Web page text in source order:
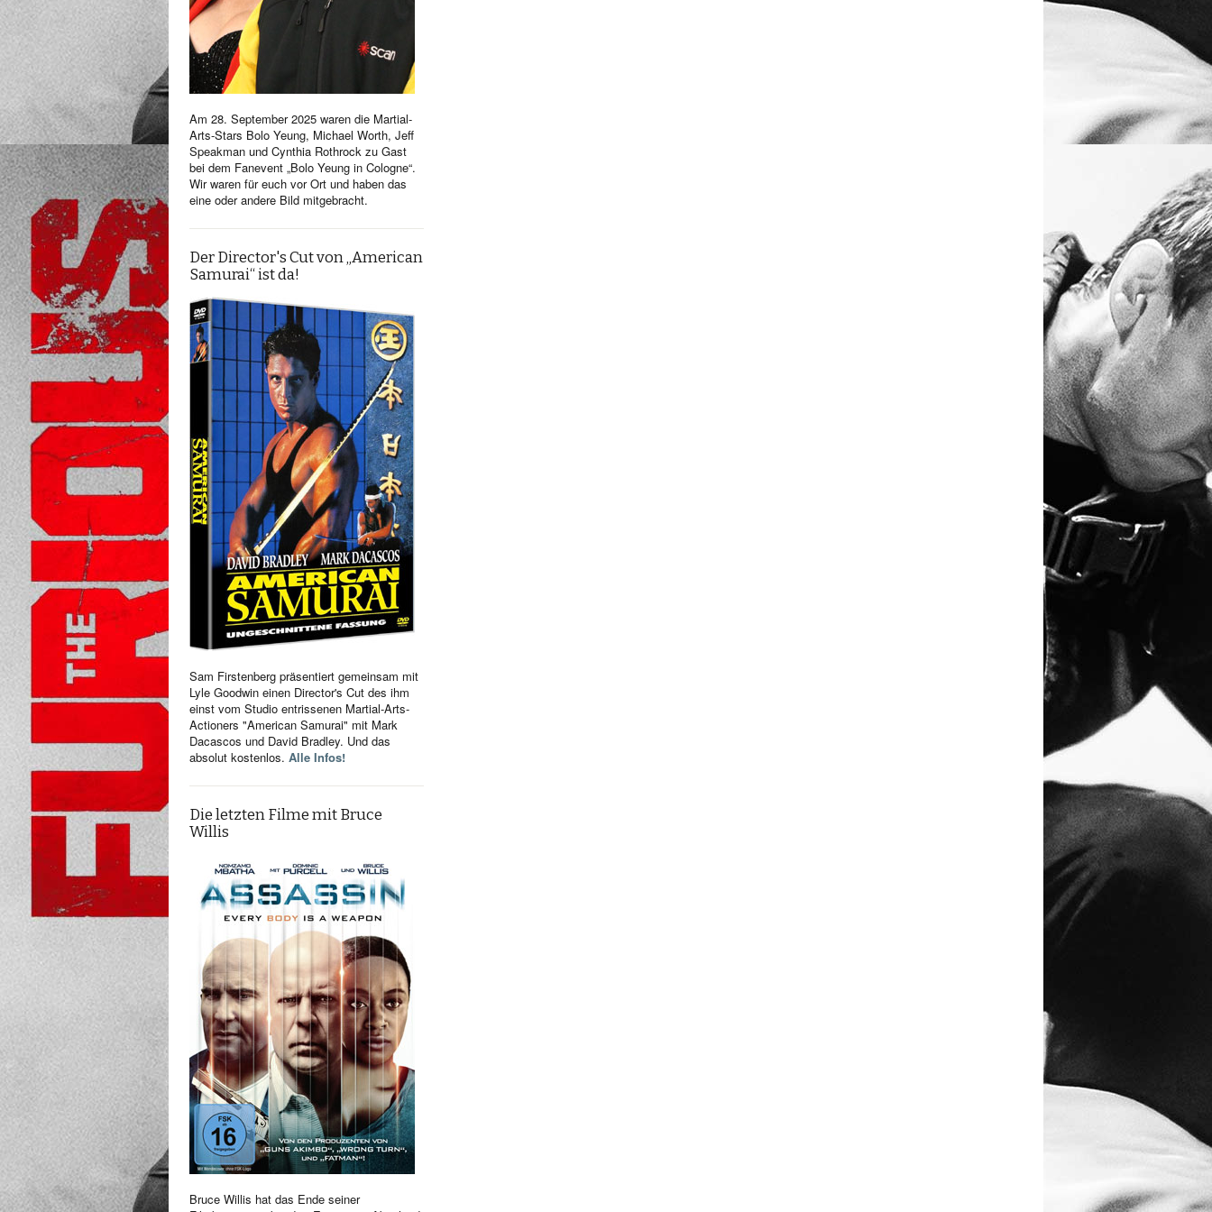
Am 28. September 2025 waren die Martial-
Arts-Stars Bolo Yeung, Michael Worth, Jeff
Speakman und Cynthia Rothrock zu Gast
bei dem Fanevent „Bolo Yeung in Cologne“.
Wir waren für euch vor Ort und haben das
eine oder andere Bild mitgebracht.
Der Director's Cut von „American
Samurai“ ist da!
Sam Firstenberg präsentiert gemeinsam mit
Lyle Goodwin einen Director's Cut des ihm
einst vom Studio entrissenen Martial-Arts-
Actioners "American Samurai" mit Mark
Dacascos und David Bradley. Und das
absolut kostenlos. Alle Infos!
Die letzten Filme mit Bruce
Willis
Bruce Willis hat das Ende seiner